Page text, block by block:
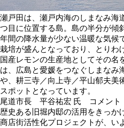
瀬戸田は、瀬戸内海のしまなみ海
つ目に位置する島。島の半分が傾
年間の降水量が少ない温暖な気候
栽培が盛んとなっており、とりわ
国産レモンの生産地としてその名
は、広島と愛媛をつなぐしまなみ
や、耕三寺／向上寺／平山郁夫美
スポットとなっています。
尾道市長 平谷祐宏 氏 コメント
歴史ある旧堀内邸の活用をきっか
商店街活性化プロジェクトが、い